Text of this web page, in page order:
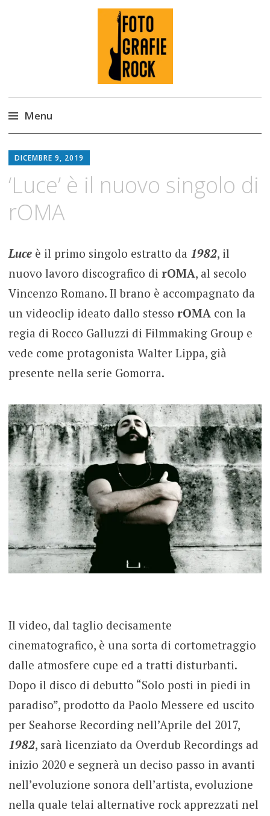
Fotografie ROCK
Menu
to
DICEMBRE 9, 2019
‘Luce’ è il nuovo singolo di
rOMA
Luceè il primo singolo estratto da 1982, il
nuovo lavoro discografico di rOMA, al secolo
Vincenzo Romano. Il brano è accompagnato da
un videoclip ideato dallo stesso rOMA con la
regia di Rocco Galluzzi di Filmmaking Group e
vede come protagonista Walter Lippa, già
presente nella serie Gomorra.
Il video, dal taglio decisamente
cinematografico, è una sorta di cortometraggio
dalle atmosfere cupe ed a tratti disturbanti.
Dopo il disco di debutto “Solo posti in piedi in
paradiso”, prodotto da Paolo Messere ed uscito
per Seahorse Recording nell’Aprile del 2017,
1982, sarà licenziato da Overdub Recordings ad
inizio 2020 e segnerà un deciso passo in avanti
nell’evoluzione sonora dell’artista, evoluzione
nella quale telai alternative rock apprezzati nel